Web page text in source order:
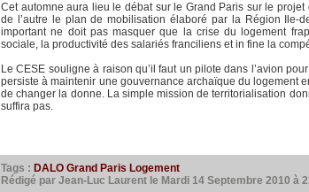
Cet automne aura lieu le débat sur le Grand Paris sur le
de l’autre le plan de mobilisation élaboré par la Région Ile-
important ne doit pas masquer que la crise du logement
sociale, la productivité des salariés franciliens et in fine la
Le CESE souligne à raison qu’il faut un pilote dans l’avion
persiste à maintenir une gouvernance archaïque du logement
de changer la donne. La simple mission de territorialisation
suffira pas.
Tags : DALO Grand Paris Logement
Rédigé par Jean-Luc Laurent le Mardi 14 Septembre 2010 à